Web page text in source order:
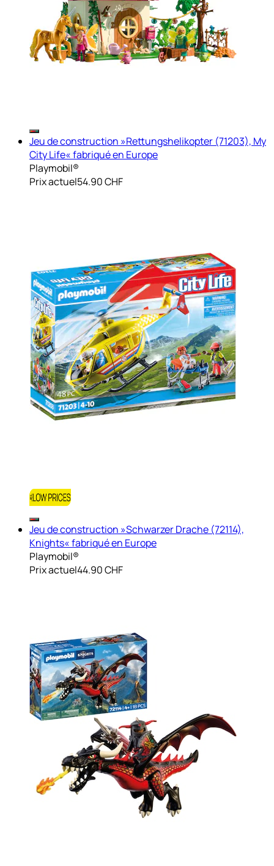
Jeu de construction »Rettungshelikopter (71203), My
City Life« fabriqué en Europe
Playmobil®
Prix actuel54.90 CHF
Jeu de construction »Schwarzer Drache (72114),
Knights« fabriqué en Europe
Playmobil®
Prix actuel44.90 CHF